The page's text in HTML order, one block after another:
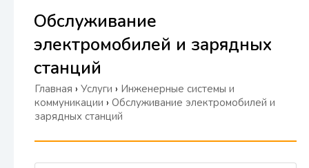
Обслуживание
электромобилей и зарядных
станций
Главная › Услуги › Инженерные системы и
коммуникации › Обслуживание электромобилей и
зарядных станций